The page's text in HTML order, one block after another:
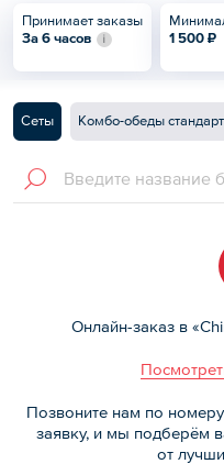
Принимает заказы
За 6 часов
1 500 ₽
Сеты Комбо-обеды стандарт
Онлайн-заказ в
Позвоните нам по номеру
заявку, и мы подберём
от